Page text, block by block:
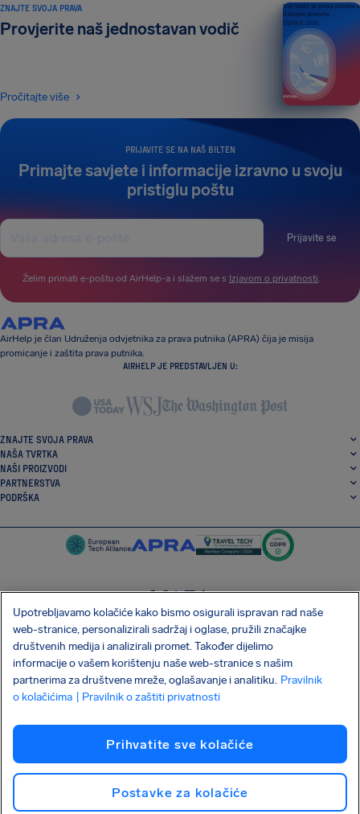
PRIJAVITE SE NA NAŠ BILTEN
Primajte savjete i informacije izravno u svoju
pristiglu poštu
Prijavite se
Želim primati e-poštu od AirHelp-a i slažem se s Izjavom o privatnosti.
ZNAJTE SVOJA PRAVA
Provjerite naš jednostavan vodič
Pročitajte više
Vaš vodič za prava putnika u
zračnom prometu
IZDANJE 2026.
AirHelp je član Udruženja odvjetnika za prava putnika (APRA) čija je misija
promicanje i zaštita prava putnika.
AIRHELP JE PREDSTAVLJEN U:
ZNAJTE SVOJA PRAVA
NAŠA TVRTKA
NAŠI PROIZVODI
PARTNERSTVA
PODRŠKA
SocialFacebook
SocialTwitter
SocialInstagram
SocialLinkedin
PREUZMITE NAŠU BESPLATNU APLIKACIJU
Pravilnik o zaštiti privatnosti
Kolačići
Napad na lanac opskrbe Shai-Hulud
Autorska prava © 2026 AirHelp
Upotrebljavamo kolačiće kako bismo osigurali ispravan rad naše
web-stranice, personalizirali sadržaj i oglase, pružili značajke
društvenih medija i analizirali promet. Također dijelimo
informacije o vašem korištenju naše web-stranice s našim
partnerima za društvene mreže, oglašavanje i analitiku. Pravilnik
o kolačićima
| Pravilnik o zaštiti privatnosti
Prihvatite sve kolačiće
Postavke za kolačiće